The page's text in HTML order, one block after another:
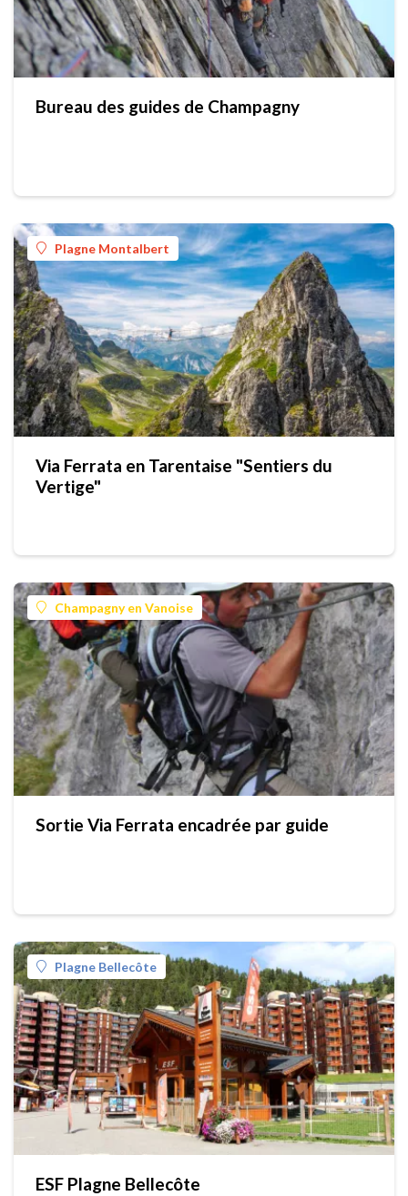
Bureau des guides de Champagny
Plagne Montalbert
Via Ferrata en Tarentaise "Sentiers du
Vertige"
Champagny en Vanoise
Sortie Via Ferrata encadrée par guide
Plagne Bellecôte
ESF Plagne Bellecôte